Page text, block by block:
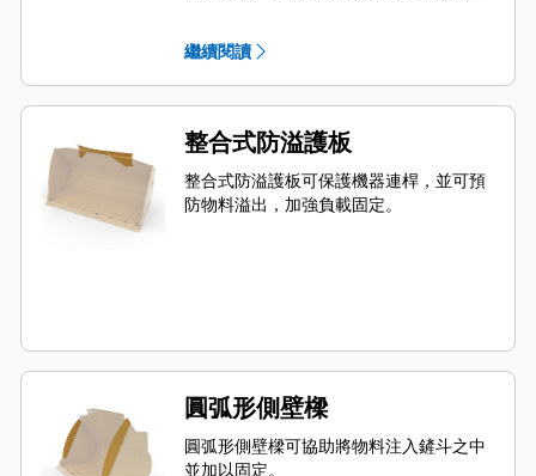
繼續閱讀
整合式防溢護板
整合式防溢護板可保護機器連桿，並可預
防物料溢出，加強負載固定。
圓弧形側壁樑
圓弧形側壁樑可協助將物料注入鏟斗之中
並加以固定。